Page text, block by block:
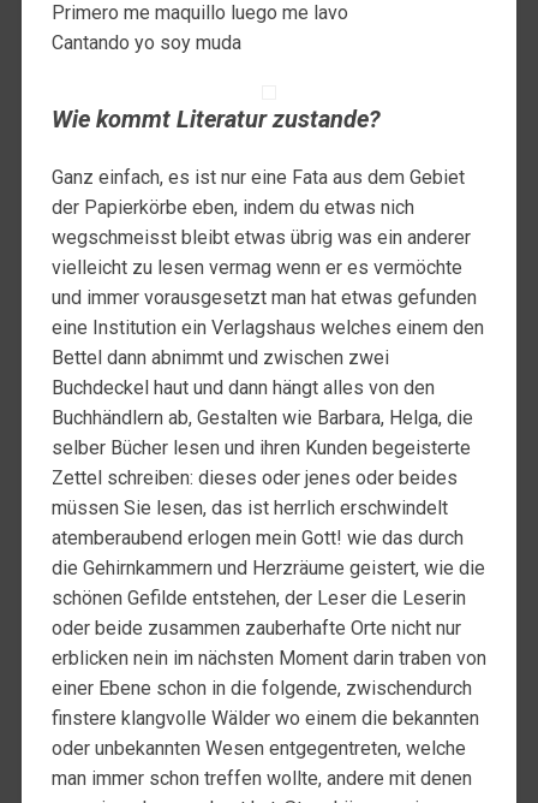
Primero me maquillo luego me lavo
Cantando yo soy muda
Wie kommt Literatur zustande?
Ganz einfach, es ist nur eine Fata aus dem Gebiet
der Papierkörbe eben, indem du etwas nich
wegschmeisst bleibt etwas übrig was ein anderer
vielleicht zu lesen vermag wenn er es vermöchte
und immer vorausgesetzt man hat etwas gefunden
eine Institution ein Verlagshaus welches einem den
Bettel dann abnimmt und zwischen zwei
Buchdeckel haut und dann hängt alles von den
Buchhändlern ab, Gestalten wie Barbara, Helga, die
selber Bücher lesen und ihren Kunden begeisterte
Zettel schreiben: dieses oder jenes oder beides
müssen Sie lesen, das ist herrlich erschwindelt
atemberaubend erlogen mein Gott! wie das durch
die Gehirnkammern und Herzräume geistert, wie die
schönen Gefilde entstehen, der Leser die Leserin
oder beide zusammen zauberhafte Orte nicht nur
erblicken nein im nächsten Moment darin traben von
einer Ebene schon in die folgende, zwischendurch
finstere klangvolle Wälder wo einem die bekannten
oder unbekannten Wesen entgegentreten, welche
man immer schon treffen wollte, andere mit denen